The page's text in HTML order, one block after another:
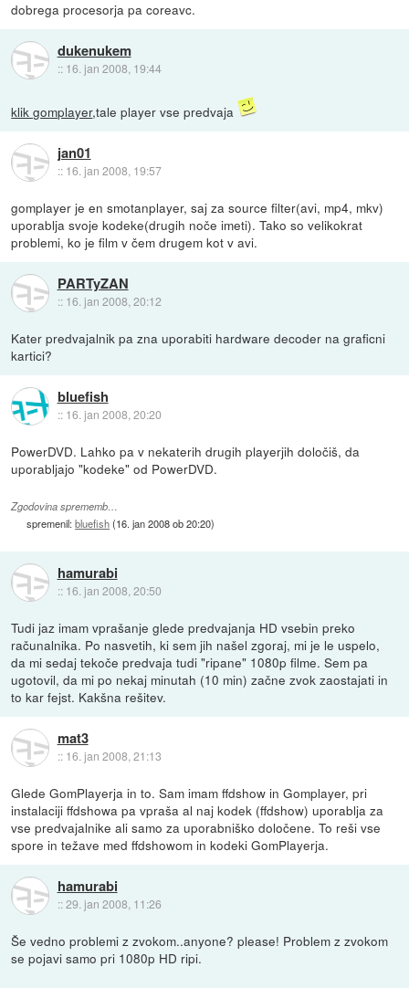
dobrega procesorja pa coreavc.
dukenukem
:: 16. jan 2008, 19:44
klik gomplayer,tale player vse predvaja
jan01
:: 16. jan 2008, 19:57
gomplayer je en smotanplayer, saj za source filter(avi, mp4, mkv)
uporablja svoje kodeke(drugih noče imeti). Tako so velikokrat
problemi, ko je film v čem drugem kot v avi.
PARTyZAN
:: 16. jan 2008, 20:12
Kater predvajalnik pa zna uporabiti hardware decoder na graficni
kartici?
bluefish
:: 16. jan 2008, 20:20
PowerDVD. Lahko pa v nekaterih drugih playerjih določiš, da
uporabljajo "kodeke" od PowerDVD.
Zgodovina sprememb…
spremenil:bluefish(16. jan 2008 ob 20:20)
hamurabi
:: 16. jan 2008, 20:50
Tudi jaz imam vprašanje glede predvajanja HD vsebin preko
računalnika. Po nasvetih, ki sem jih našel zgoraj, mi je le uspelo,
da mi sedaj tekoče predvaja tudi "ripane" 1080p filme. Sem pa
ugotovil, da mi po nekaj minutah (10 min) začne zvok zaostajati in
to kar fejst. Kakšna rešitev.
mat3
:: 16. jan 2008, 21:13
Glede GomPlayerja in to. Sam imam ffdshow in Gomplayer, pri
instalaciji ffdshowa pa vpraša al naj kodek (ffdshow) uporablja za
vse predvajalnike ali samo za uporabniško določene. To reši vse
spore in težave med ffdshowom in kodeki GomPlayerja.
hamurabi
::29. jan 2008, 11:26
Še vedno problemi z zvokom..anyone? please! Problem z zvokom
se pojavi samo pri 1080p HD ripi.